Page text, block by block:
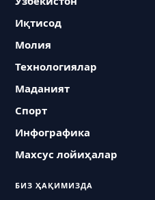
Иқтисод
Молия
Технологиялар
Маданият
Спорт
Инфографика
Махсус лойиҳалар
БИЗ ҲАҚИМИЗДА